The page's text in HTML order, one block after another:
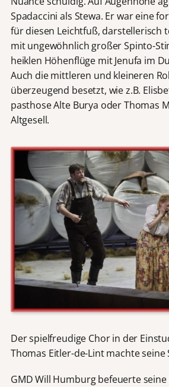
Spadaccini als Stewa. Er war eine
für diesen Leichtfuß, darstellerisch
mit ungewöhnlich großer Spinto-
heiklen Höhenflüge mit Jenufa im
Auch die mittleren und kleineren
überzeugend besetzt, wie z.B.
pasthose Alte Burya oder Thomas
Altgesell.
Der spielfreudige Chor in der
Thomas Eitler-de-Lint machte seine
GMD Will Humburg befeuerte